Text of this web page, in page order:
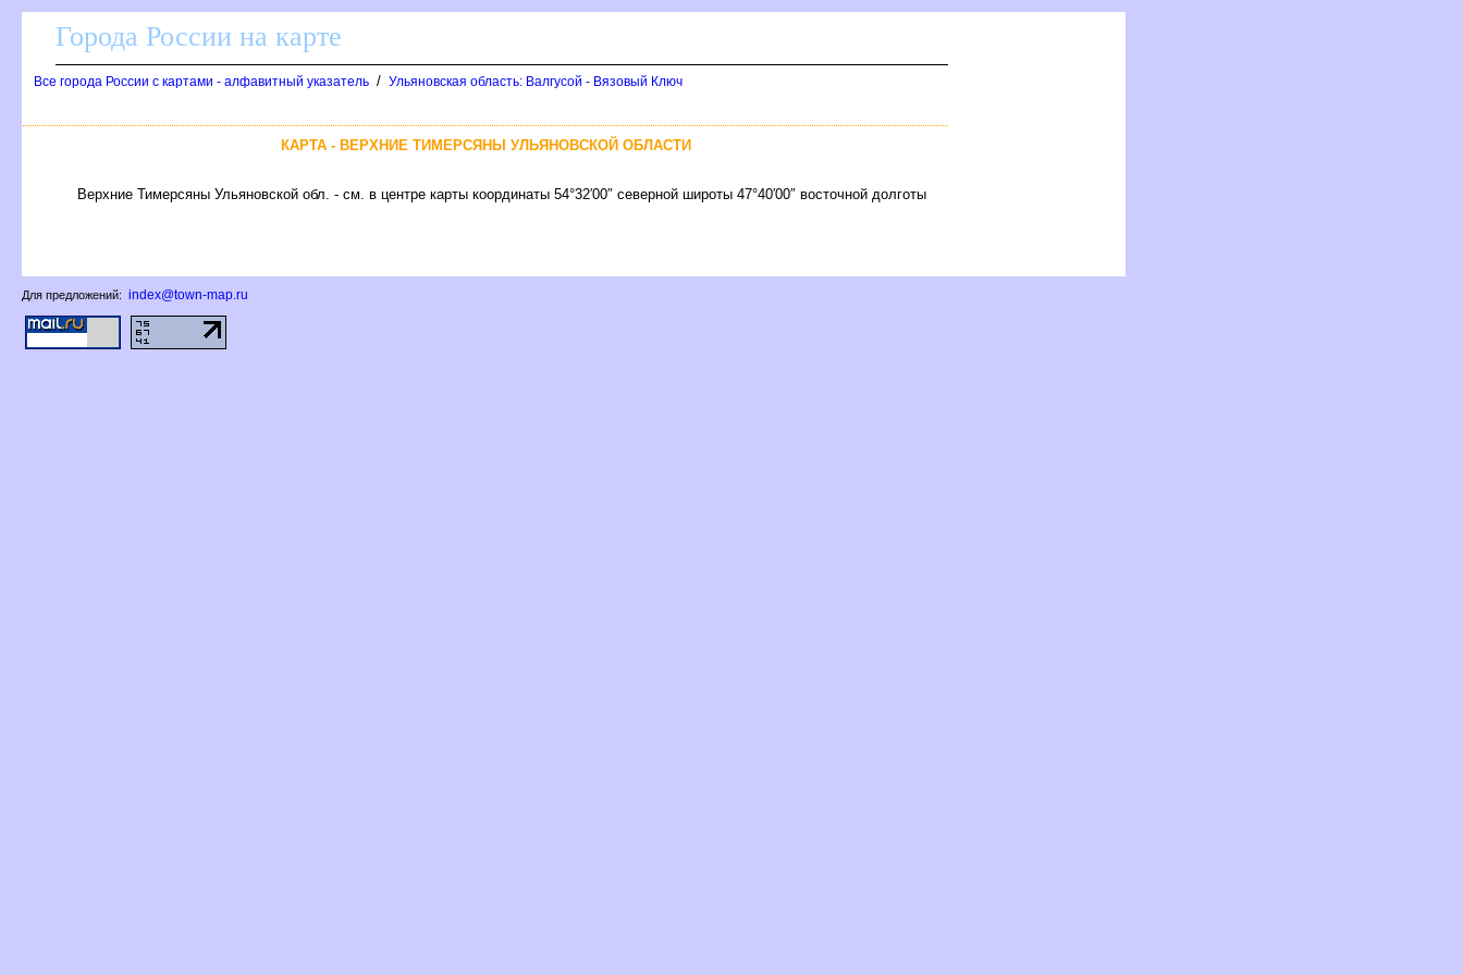
Города России на карте
се города России с картами - алфавитный указатель / Ульяновская область: Валгусой - Вязовый Ключ
КАРТА - ВЕРХНИЕ ТИМЕРСЯНЫ УЛЬЯНОВСКОЙ ОБЛАСТИ
ерхние Тимерсяны Ульяновской обл. - см. в центре карты координаты 54°32′00″ северной широты 47°40′00″ восточной долготы
Для предложений: index@town-map.ru